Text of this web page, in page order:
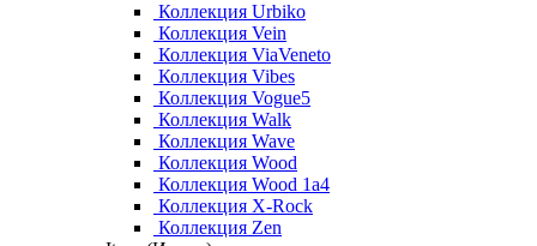
Коллекция Urbiko
Коллекция Vein
Коллекция ViaVeneto
Коллекция Vibes
Коллекция Vogue5
Коллекция Walk
Коллекция Wave
Коллекция Wood
Коллекция Wood 1a4
Коллекция X-Rock
Коллекция Zen